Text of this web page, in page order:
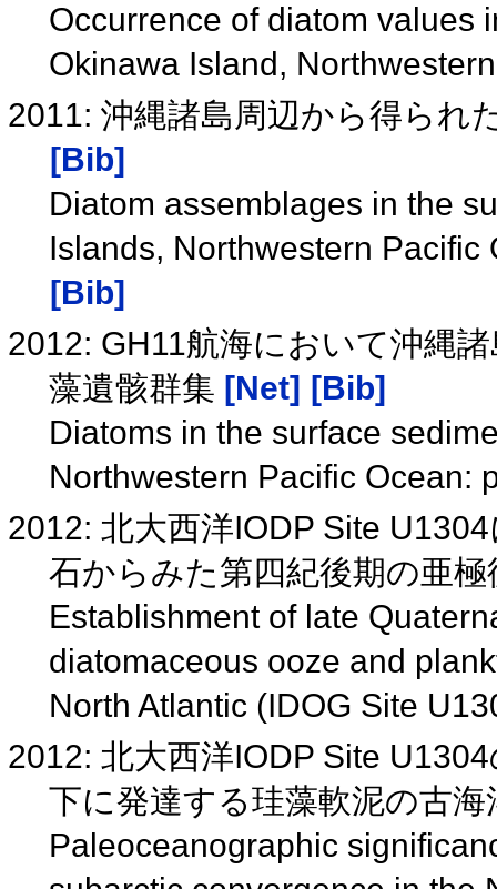
Occurrence of diatom values
Okinawa Island,
2011: 沖縄諸島周辺から得られ
[Bib]
Diatom assemblages in the
Islands, Northwestern
[Bib]
2012: GH11航海において沖縄
藻遺骸群集 [Net] [Bib]
Diatoms in the surface
Northwestern Pacific Ocean:
2012: 北大西洋IODP Site
石からみた第四紀後期の亜
Establishment of late
diatomaceous ooze and
North Atlantic (IDOG Site
2012: 北大西洋IODP Site
下に発達する珪藻軟泥の古
Paleoceanographic